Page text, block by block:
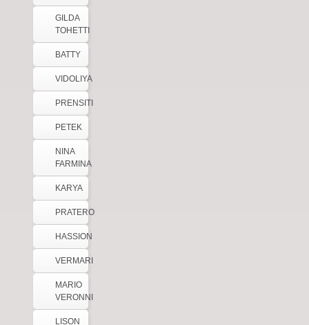
GILDA
TOHETTI
BATTY
VIDOLIYA
PRENSITI
PETEK
NINA
FARMINA
KARYA
PRATERO
HASSION
VERMARI
MARIO
VERONNI
LISON